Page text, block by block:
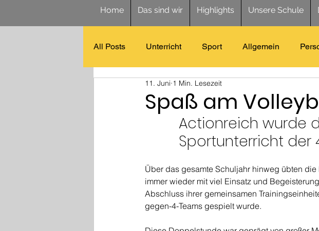
Home Das sind wir Highlights Unsere Schule
All Posts Unterricht Sport Allgemein
Spaß am
11. Juni 1 Min. Lesezeit
Actionreich wurde
Sportunterricht der
Über das gesamte Schuljahr hinweg übten
immer wieder mit viel Einsatz und
Abschluss ihrer gemeinsamen
gegen-4-Teams gespielt wurde.